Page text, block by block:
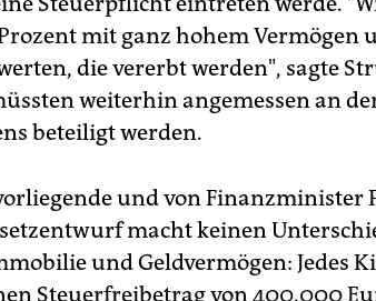
mit ganz hohem Vermögen
die vererbt werden", sagte
weiterhin angemessen an
beteiligt werden.
und von Finanzminister
macht keinen
und Geldvermögen: Jedes
Steuerfreibetrag von 400.000